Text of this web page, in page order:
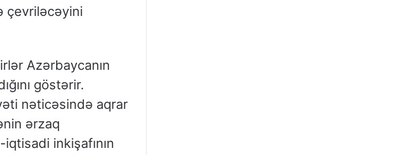
çevriləcəyini
Azərbaycanın
göstərir.
nəticəsində aqrar
ərzaq
inkişafının